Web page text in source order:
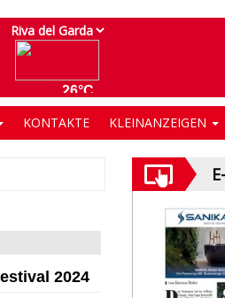
KONTAKTE KLEINANZEIGEN
2024